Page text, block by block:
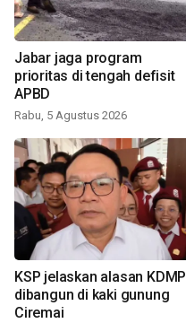
Jabar jaga program
prioritas di tengah defisit
APBD
Rabu, 5 Agustus 2026
KSP jelaskan alasan KDMP
dibangun di kaki gunung
Ciremai